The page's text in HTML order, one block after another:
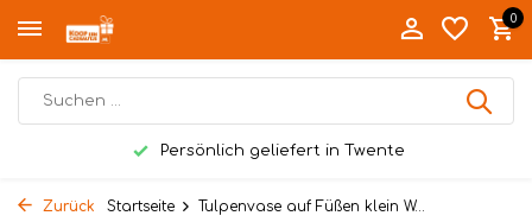
0
Persönlich geliefert in Twente
Zurück Startseite Tulpenvase auf Füßen klein W...